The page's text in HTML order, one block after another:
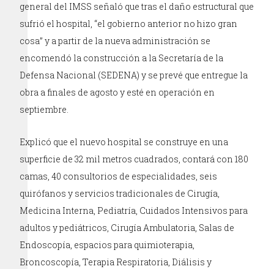
general del IMSS señaló que tras el daño estructural que
sufrió el hospital, “el gobierno anterior no hizo gran
cosa” y a partir de la nueva administración se
encomendó la construcción a la Secretaría de la
Defensa Nacional (SEDENA) y se prevé que entregue la
obra a finales de agosto y esté en operación en
septiembre.
Explicó que el nuevo hospital se construye en una
superficie de 32 mil metros cuadrados, contará con 180
camas, 40 consultorios de especialidades, seis
quirófanos y servicios tradicionales de Cirugía,
Medicina Interna, Pediatría, Cuidados Intensivos para
adultos y pediátricos, Cirugía Ambulatoria, Salas de
Endoscopía, espacios para quimioterapia,
Broncoscopía, Terapia Respiratoria, Diálisis y